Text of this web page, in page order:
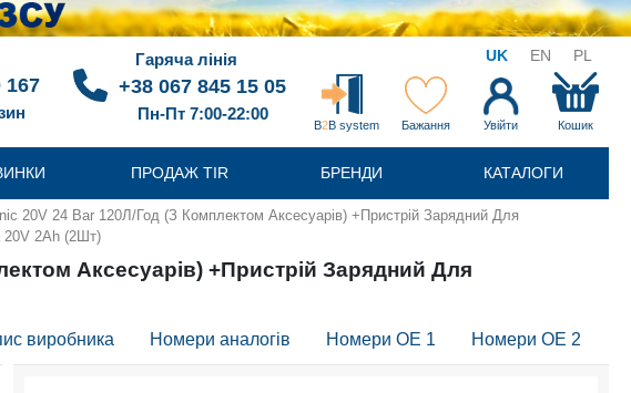
UK EN PL
167
Гаряча лінія
+38 067 845 15 05
Пн-Пт 7:00-22:00
B2B system Бажання Увійти Кошик
ПРОДАЖ TIR БРЕНДИ КАТАЛОГИ
20V 24 Bar 120Л/Год (З Комплектом Аксесуарів) +Пристрій Зарядний Для
20V 2Ah (2Шт)
Аксесуарів) +Пристрій Зарядний Для
виробника Номери аналогів Номери OE 1 Номери OE 2